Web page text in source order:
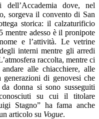
dove, nel
sorgeva il convento di San
storica: il calzaturificio
adesso è il pronipote
e l’attività. Le vetrine
interni mentre gli arredi
raccolta, mentre ci
alle chiacchiere, alle
di genovesi che
donna si sono susseguiti
su cui il titolare
Stagno” ha fama anche
articolo su Vogue.